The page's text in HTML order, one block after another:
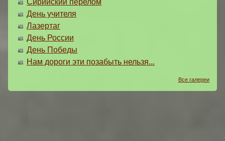
Сирийский перелом
День учителя
Лазертаг
День России
День Победы
Нам дороги эти позабыть нельзя...
Все галереи